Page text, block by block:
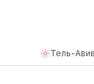
Тель-